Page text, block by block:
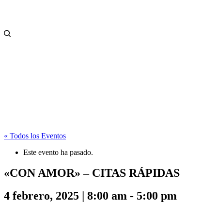
« Todos los Eventos
Este evento ha pasado.
«CON AMOR» – CITAS RÁPIDAS
4 febrero, 2025 | 8:00 am - 5:00 pm